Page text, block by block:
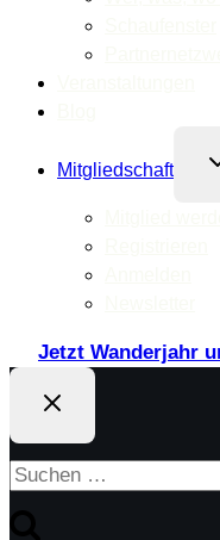
Mitgliedschaft
Jetzt Wanderjahr
Suchen
nach: